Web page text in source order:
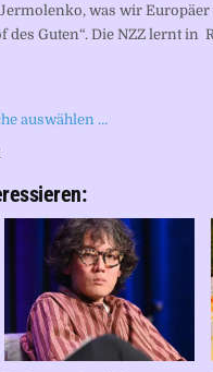
was wir
Guten“. Die NZZ lernt in
auswählen …